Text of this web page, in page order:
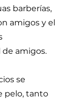
barberías,
amigos y el
de amigos.
se
pelo, tanto